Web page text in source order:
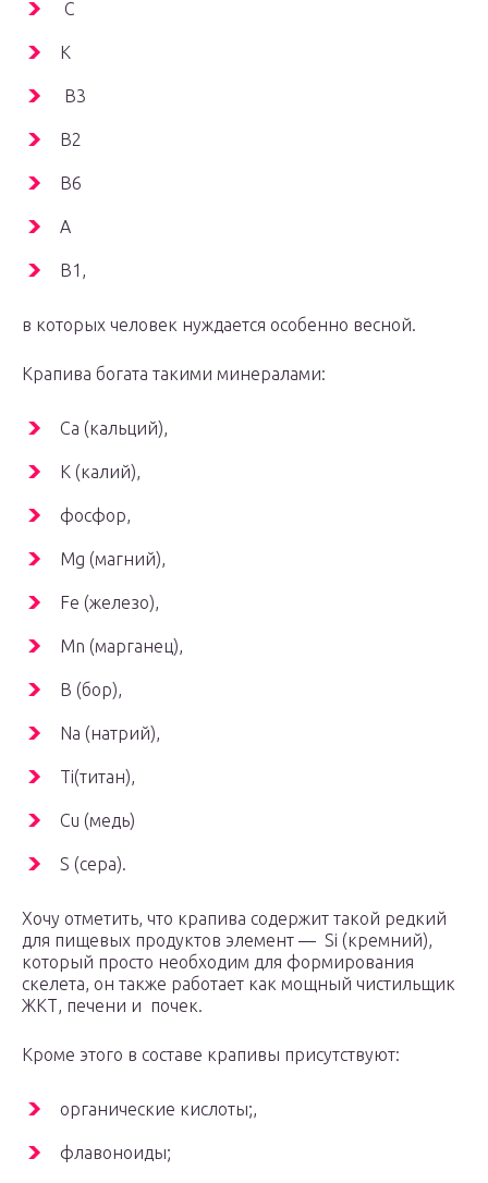
С
К
В3
В2
В6
А
В1,
в которых человек нуждается особенно весной.
Крапива богата такими минералами:
Ca (кальций),
K (калий),
фосфор,
Mg (магний),
Fe (железо),
Mn (марганец),
B (бор),
Na (натрий),
Ti(титан),
Cu (медь)
S (сера).
Хочу отметить, что крапива содержит такой редкий
для пищевых продуктов элемент — Si (кремний),
который просто необходим для формирования
скелета, он также работает как мощный чистильщик
ЖКТ, печени и почек.
Кроме этого в составе крапивы присутствуют:
органические кислоты;,
флавоноиды;